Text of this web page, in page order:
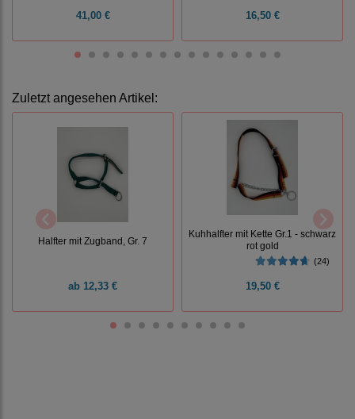
41,00 € 16,50 €
Zuletzt angesehen Artikel:
Halfter mit Zugband, Gr. 7
ab 12,33 €
Kuhhalfter mit Kette Gr.1 - schwarz
rot gold
(24)
19,50 €